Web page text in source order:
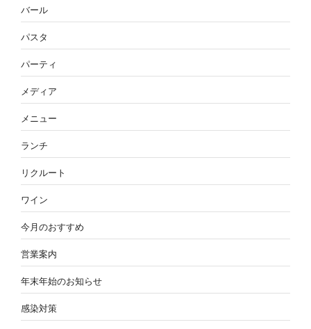
バール
パスタ
パーティ
メディア
メニュー
ランチ
リクルート
ワイン
今月のおすすめ
営業案内
年末年始のお知らせ
感染対策